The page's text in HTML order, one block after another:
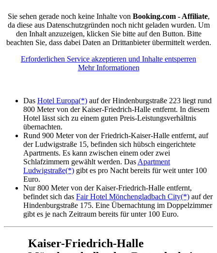
Sie sehen gerade noch keine Inhalte von Booking.com - Affiliate,
da diese aus Datenschutzgründen noch nicht geladen wurden. Um
den Inhalt anzuzeigen, klicken Sie bitte auf den Button. Bitte
beachten Sie, dass dabei Daten an Drittanbieter übermittelt werden.
Erforderlichen Service akzeptieren und Inhalte entsperren
Mehr Informationen
Das Hotel Europa(*) auf der Hindenburgstraße 223 liegt rund
800 Meter von der Kaiser-Friedrich-Halle entfernt. In diesem
Hotel lässt sich zu einem guten Preis-Leistungsverhältnis
übernachten.
Rund 900 Meter von der Friedrich-Kaiser-Halle entfernt, auf
der Ludwigstraße 15, befinden sich hübsch eingerichtete
Apartments. Es kann zwischen einem oder zwei
Schlafzimmern gewählt werden. Das Apartment
Ludwigstraße(*) gibt es pro Nacht bereits für weit unter 100
Euro.
Nur 800 Meter von der Kaiser-Friedrich-Halle entfernt,
befindet sich das Fair Hotel Mönchengladbach City(*) auf der
Hindenburgstraße 175. Eine Übernachtung im Doppelzimmer
gibt es je nach Zeitraum bereits für unter 100 Euro.
Kaiser-Friedrich-Halle